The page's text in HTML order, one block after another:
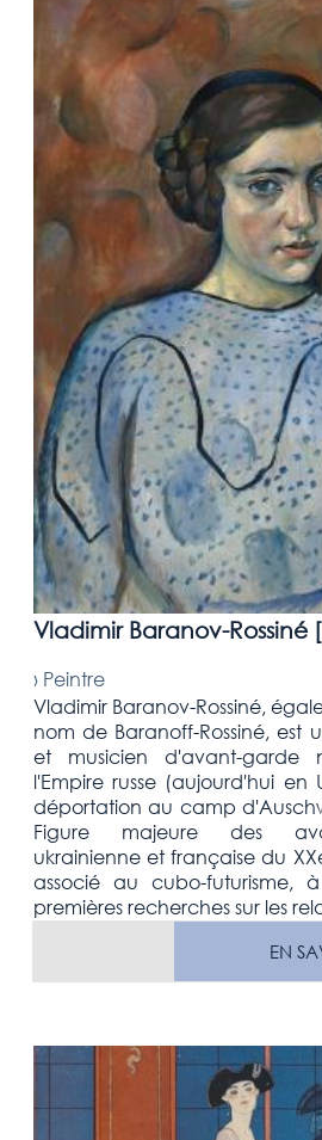
Vladimir Baranov-Rossiné [
› Peintre
Vladimir Baranov-Rossiné,
nom de Baranoff-Rossiné, est
et musicien d'avant-garde
l'Empire russe (aujourd'hui en
déportation au camp
Figure majeure des
ukrainienne et française du
associé au cubo-futurisme,
premières recherches sur les
EN